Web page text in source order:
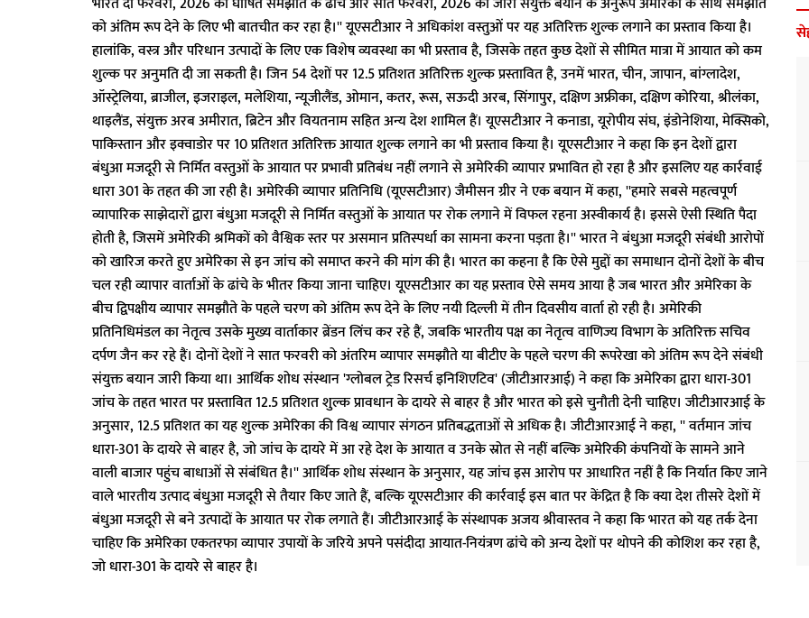
को अंतिम रूप देने के लिए भी बातचीत कर रहा है।'' यूएसटीआर ने अधिकांश वस्तुओं पर यह अतिरिक्त शुल्क लगाने का प्रस्ताव किया है।
हालांकि, वस्त्र और परिधान उत्पादों के लिए एक विशेष व्यवस्था का भी प्रस्ताव है, जिसके तहत कुछ देशों से सीमित मात्रा में आयात को कम
शुल्क पर अनुमति दी जा सकती है। जिन 54 देशों पर 12.5 प्रतिशत अतिरिक्त शुल्क प्रस्तावित है, उनमें भारत, चीन, जापान, बांग्लादेश,
ऑस्ट्रेलिया, ब्राजील, इजराइल, मलेशिया, न्यूजीलैंड, ओमान, कतर, रूस, सऊदी अरब, सिंगापुर, दक्षिण अफ्रीका, दक्षिण कोरिया, श्रीलंका,
थाइलैंड, संयुक्त अरब अमीरात, ब्रिटेन और वियतनाम सहित अन्य देश शामिल हैं। यूएसटीआर ने कनाडा, यूरोपीय संघ, इंडोनेशिया, मेक्सिको,
पाकिस्तान और इक्वाडोर पर 10 प्रतिशत अतिरिक्त आयात शुल्क लगाने का भी प्रस्ताव किया है। यूएसटीआर ने कहा कि इन देशों द्वारा
बंधुआ मजदूरी से निर्मित वस्तुओं के आयात पर प्रभावी प्रतिबंध नहीं लगाने से अमेरिकी व्यापार प्रभावित हो रहा है और इसलिए यह कार्रवाई
धारा 301 के तहत की जा रही है। अमेरिकी व्यापार प्रतिनिधि (यूएसटीआर) जैमीसन ग्रीर ने एक बयान में कहा, ''हमारे सबसे महत्वपूर्ण
व्यापारिक साझेदारों द्वारा बंधुआ मजदूरी से निर्मित वस्तुओं के आयात पर रोक लगाने में विफल रहना अस्वीकार्य है। इससे ऐसी स्थिति पैदा
होती है, जिसमें अमेरिकी श्रमिकों को वैश्विक स्तर पर असमान प्रतिस्पर्धा का सामना करना पड़ता है।'' भारत ने बंधुआ मजदूरी संबंधी आरोपों
को खारिज करते हुए अमेरिका से इन जांच को समाप्त करने की मांग की है। भारत का कहना है कि ऐसे मुद्दों का समाधान दोनों देशों के बीच
चल रही व्यापार वार्ताओं के ढांचे के भीतर किया जाना चाहिए। यूएसटीआर का यह प्रस्ताव ऐसे समय आया है जब भारत और अमेरिका के
बीच द्विपक्षीय व्यापार समझौते के पहले चरण को अंतिम रूप देने के लिए नयी दिल्ली में तीन दिवसीय वार्ता हो रही है। अमेरिकी
प्रतिनिधिमंडल का नेतृत्व उसके मुख्य वार्ताकार ब्रेंडन लिंच कर रहे हैं, जबकि भारतीय पक्ष का नेतृत्व वाणिज्य विभाग के अतिरिक्त सचिव
दर्पण जैन कर रहे हैं। दोनों देशों ने सात फरवरी को अंतरिम व्यापार समझौते या बीटीए के पहले चरण की रूपरेखा को अंतिम रूप देने संबंधी
संयुक्त बयान जारी किया था। आर्थिक शोध संस्थान 'ग्लोबल ट्रेड रिसर्च इनिशिएटिव' (जीटीआरआई) ने कहा कि अमेरिका द्वारा धारा-301
जांच के तहत भारत पर प्रस्तावित 12.5 प्रतिशत शुल्क प्रावधान के दायरे से बाहर है और भारत को इसे चुनौती देनी चाहिए। जीटीआरआई के
अनुसार, 12.5 प्रतिशत का यह शुल्क अमेरिका की विश्व व्यापार संगठन प्रतिबद्धताओं से अधिक है। जीटीआरआई ने कहा, '' वर्तमान जांच
धारा-301 के दायरे से बाहर है, जो जांच के दायरे में आ रहे देश के आयात व उनके स्रोत से नहीं बल्कि अमेरिकी कंपनियों के सामने आने
वाली बाजार पहुंच बाधाओं से संबंधित है।'' आर्थिक शोध संस्थान के अनुसार, यह जांच इस आरोप पर आधारित नहीं है कि निर्यात किए जाने
वाले भारतीय उत्पाद बंधुआ मजदूरी से तैयार किए जाते हैं, बल्कि यूएसटीआर की कार्रवाई इस बात पर केंद्रित है कि क्या देश तीसरे देशों में
बंधुआ मजदूरी से बने उत्पादों के आयात पर रोक लगाते हैं। जीटीआरआई के संस्थापक अजय श्रीवास्तव ने कहा कि भारत को यह तर्क देना
चाहिए कि अमेरिका एकतरफा व्यापार उपायों के जरिये अपने पसंदीदा आयात-नियंत्रण ढांचे को अन्य देशों पर थोपने की कोशिश कर रहा है,
जो धारा-301 के दायरे से बाहर है।